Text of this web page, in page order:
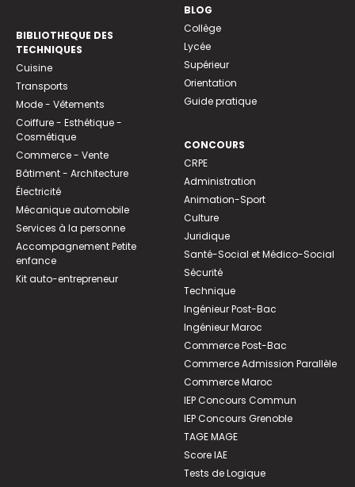
BIBLIOTHEQUE DES
TECHNIQUES
Cuisine
Transports
Mode - Vêtements
Coiffure - Esthétique -
Cosmétique
Commerce - Vente
Bâtiment - Architecture
Électricité
Mécanique automobile
Services à la personne
Accompagnement Petite
enfance
Kit auto-entrepreneur
BLOG
Collège
Lycée
Supérieur
Orientation
Guide pratique
CONCOURS
CRPE
Administration
Animation-Sport
Culture
Juridique
Santé-Social et Médico-Social
Sécurité
Technique
Ingénieur Post-Bac
Ingénieur Maroc
Commerce Post-Bac
Commerce Admission Parallèle
Commerce Maroc
IEP Concours Commun
IEP Concours Grenoble
TAGE MAGE
Score IAE
Tests de Logique